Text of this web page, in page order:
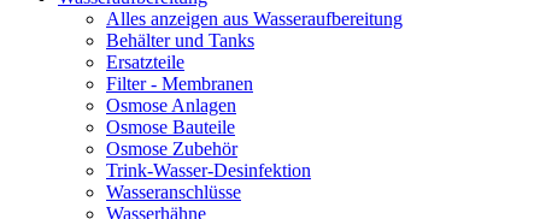
Alles anzeigen aus Wasseraufbereitung
Behälter und Tanks
Ersatzteile
Filter - Membranen
Osmose Anlagen
Osmose Bauteile
Osmose Zubehör
Trink-Wasser-Desinfektion
Wasseranschlüsse
Wasserhähne